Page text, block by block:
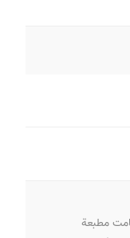
مطبعة